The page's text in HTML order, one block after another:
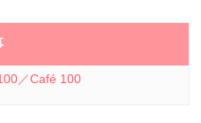
／Café 100